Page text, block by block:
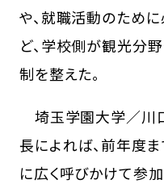
や、就職活動のため
ど、学校側が観光分
制を整えた。
埼玉学園大学／川
長によれば、前年度
に広く呼びかけて参